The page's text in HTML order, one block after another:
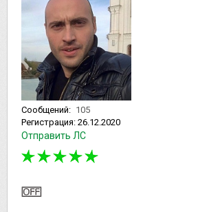
Сообщений: 105
Регистрация: 26.12.2020
Отправить ЛС